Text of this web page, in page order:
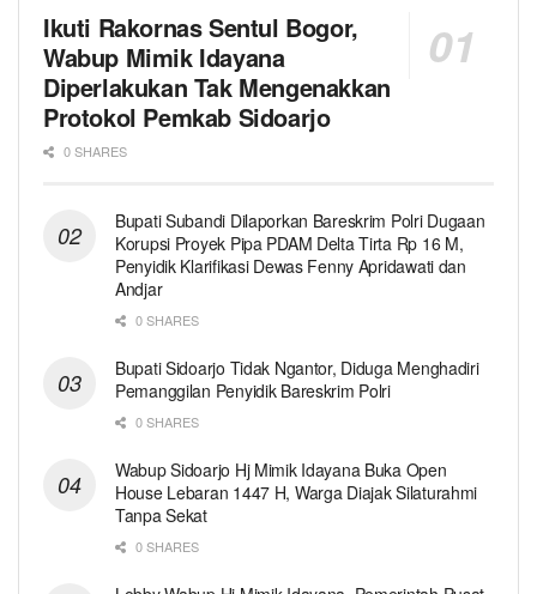
Ikuti Rakornas Sentul Bogor,
Wabup Mimik Idayana
Diperlakukan Tak Mengenakkan
Protokol Pemkab Sidoarjo
0 SHARES
Bupati Subandi Dilaporkan Bareskrim Polri Dugaan
Korupsi Proyek Pipa PDAM Delta Tirta Rp 16 M,
Penyidik Klarifikasi Dewas Fenny Apridawati dan
Andjar
0 SHARES
Bupati Sidoarjo Tidak Ngantor, Diduga Menghadiri
Pemanggilan Penyidik Bareskrim Polri
0 SHARES
Wabup Sidoarjo Hj Mimik Idayana Buka Open
House Lebaran 1447 H, Warga Diajak Silaturahmi
Tanpa Sekat
0 SHARES